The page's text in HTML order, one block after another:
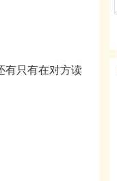
只有在对方读